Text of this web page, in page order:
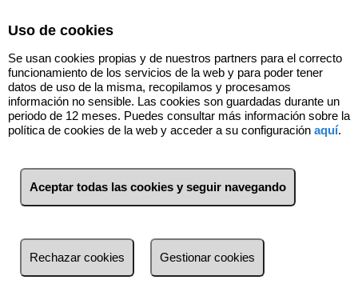
6 Inmuebles Jaén (Jaén)
más reciente
Uso de cookies
Se usan cookies propias y de nuestros partners para el correcto
funcionamiento de los servicios de la web y para poder tener
datos de uso de la misma, recopilamos y procesamos
información no sensible. Las cookies son guardadas durante un
periodo de 12 meses. Puedes consultar más información sobre la
política de cookies de la web y acceder a su configuración aquí.
Aceptar todas las cookies y seguir navegando
Rechazar cookies Gestionar cookies